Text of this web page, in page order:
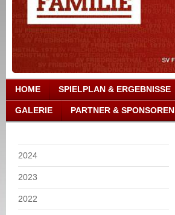
HOME SPIELPLAN & ERGEBNISSE
GALERIE PARTNER & SPONSOREN
2024
2023
2022